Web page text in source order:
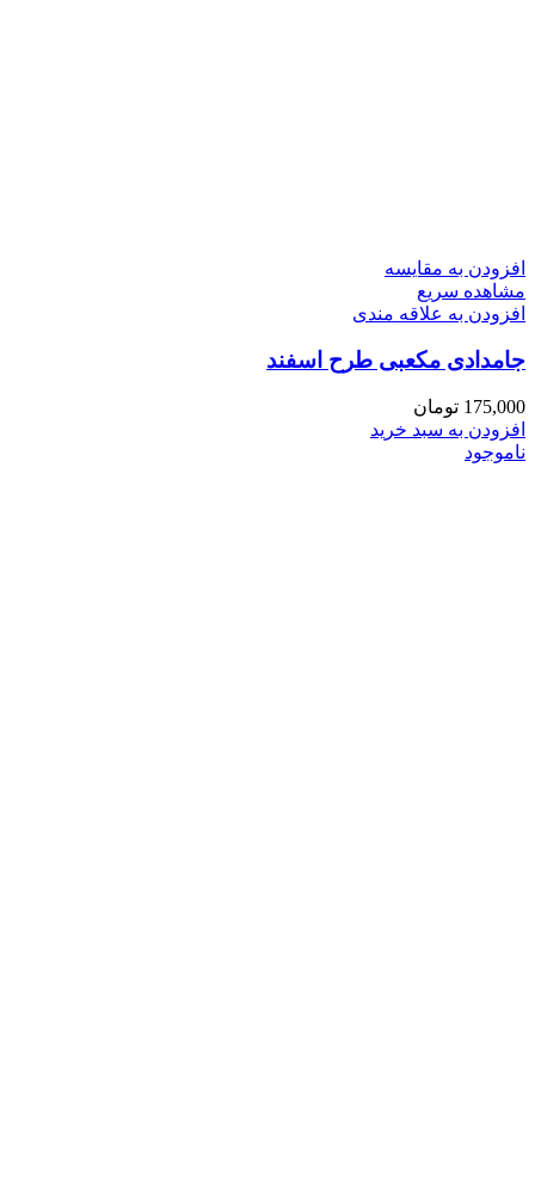
افزودن به مقایسه
مشاهده سریع
افزودن به علاقه مندی
جامدادی مکعبی طرح اسفند
175,000 تومان
افزودن به سبد خرید
ناموجود